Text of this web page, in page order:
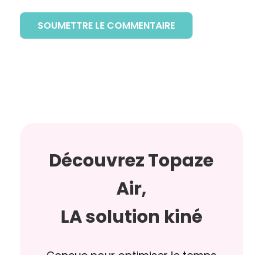
SOUMETTRE LE COMMENTAIRE
Découvrez Topaze
Air,
LA solution kiné